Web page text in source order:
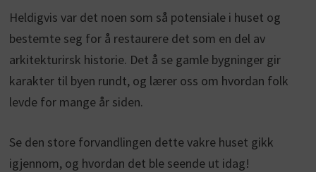
Heldigvis var det noen som så potensiale i huset og
bestemte seg for å restaurere det som en del av
arkitekturirsk historie. Det å se gamle bygninger gir
karakter til byen rundt, og lærer oss om hvordan folk
levde for mange år siden.
Se den store forvandlingen dette vakre huset gikk
igjennom, og hvordan det ble seende ut idag!